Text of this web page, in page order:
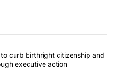
commented articles in the last
again tries to curb birthright
curb birthright citizenship and
executive action